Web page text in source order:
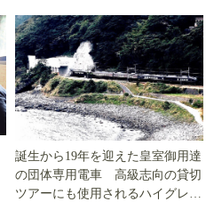
誕生から19年を迎えた皇室御用達
の団体専用電車 高級志向の貸切
ツアーにも使用されるハイグレー